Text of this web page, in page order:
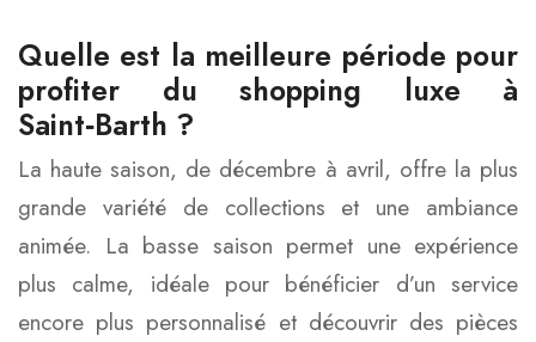
Quelle est la meilleure période pour
profiter du shopping luxe à
Saint‑Barth ?
La haute saison, de décembre à avril, offre la plus
grande variété de collections et une ambiance
animée. La basse saison permet une expérience
plus calme, idéale pour bénéficier d’un service
encore plus personnalisé et découvrir des pièces